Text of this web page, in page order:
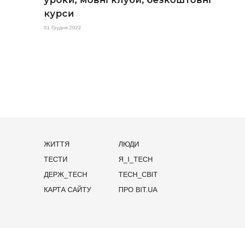
курси
01 Грудня 2022
ЖИТТЯ
ЛЮДИ
ТЕСТИ
Я_І_TECH
ДЕРЖ_TECH
TECH_СВІТ
КАРТА САЙТУ
ПРО BIT.UA